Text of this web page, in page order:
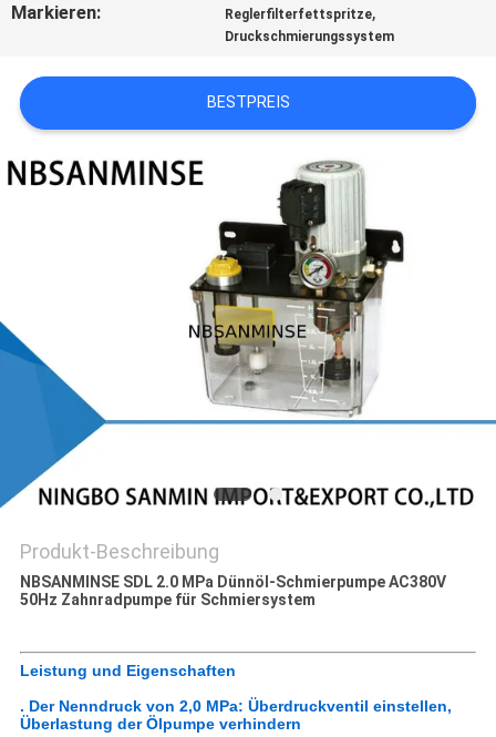
SIE EIN
ZITAT
DATENSCHUTZERKLÄRUNG
Markieren: Reglerfilterfettspritze,
Druckschmierungssystem
BESTPREIS
Produkt-Beschreibung
NBSANMINSE SDL 2.0 MPa Dünnöl-Schmierpumpe AC380V
50Hz Zahnradpumpe für Schmiersystem
Leistung und Eigenschaften
. Der Nenndruck von 2,0 MPa: Überdruckventil einstellen,
Überlastung der Ölpumpe verhindern